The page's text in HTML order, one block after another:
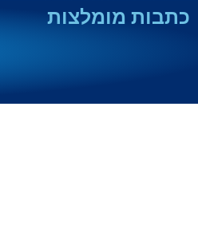
כתבות מומלצות